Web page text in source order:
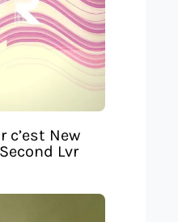
c’est New
Lvr